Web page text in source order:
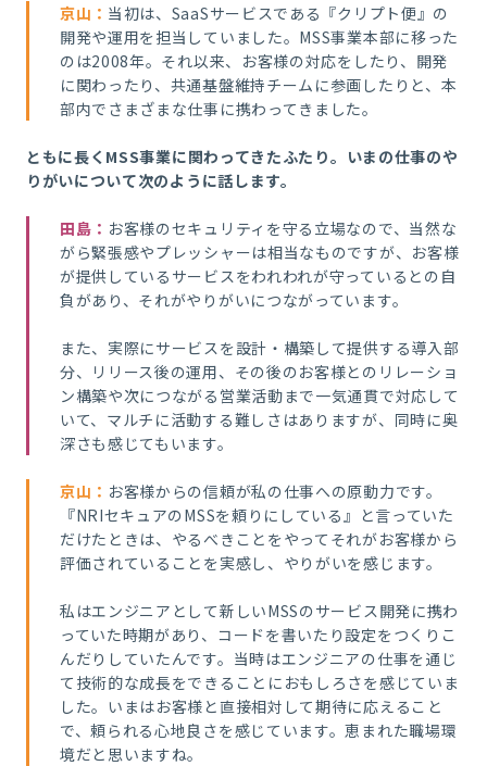
京山 ： 当初は、SaaSサービスである『クリプト便』の
開発や運用を担当していました。MSS事業本部に移った
のは2008年。それ以来、お客様の対応をしたり、開発
に関わったり、共通基盤維持チームに参画したりと、本
部内でさまざまな仕事に携わってきました。
ともに長くMSS事業に関わってきたふたり。いまの仕事のや
りがいについて次のように話します。
田島 ： お客様のセキュリティを守る立場なので、当然な
がら緊張感やプレッシャーは相当なものですが、お客様
が提供しているサービスをわれわれが守っているとの自
負があり、それがやりがいにつながっています。
また、実際にサービスを設計・構築して提供する導入部
分、リリース後の運用、その後のお客様とのリレーショ
ン構築や次につながる営業活動まで一気通貫で対応して
いて、マルチに活動する難しさはありますが、同時に奥
深さも感じてもいます。
京山 ： お客様からの信頼が私の仕事への原動力です。
『NRIセキュアのMSSを頼りにしている』と言っていた
だけたときは、やるべきことをやってそれがお客様から
評価されていることを実感し、やりがいを感じます。
私はエンジニアとして新しいMSSのサービス開発に携わ
っていた時期があり、コードを書いたり設定をつくりこ
んだりしていたんです。当時はエンジニアの仕事を通じ
て技術的な成長をできることにおもしろさを感じていま
した。いまはお客様と直接相対して期待に応えること
で、頼られる心地良さを感じています。恵まれた職場環
境だと思いますね。